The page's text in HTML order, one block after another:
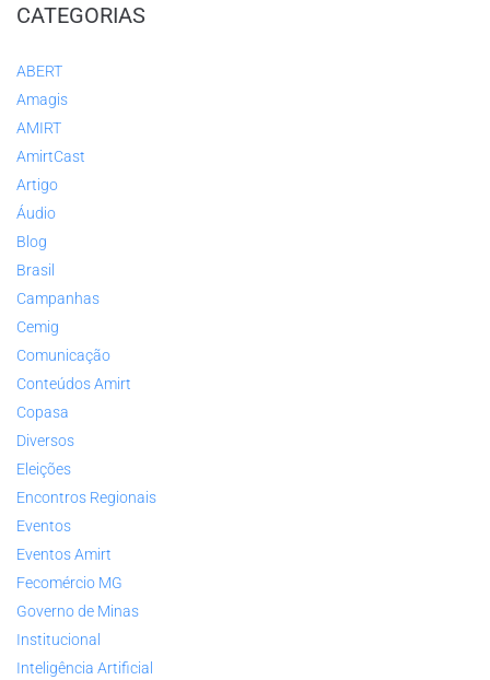
CATEGORIAS
ABERT
Amagis
AMIRT
AmirtCast
Artigo
Áudio
Blog
Brasil
Campanhas
Cemig
Comunicação
Conteúdos Amirt
Copasa
Diversos
Eleições
Encontros Regionais
Eventos
Eventos Amirt
Fecomércio MG
Governo de Minas
Institucional
Inteligência Artificial